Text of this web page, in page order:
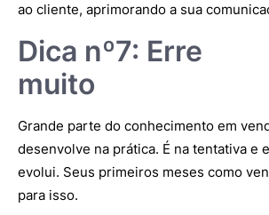
ao cliente, aprimorando a sua
Dica nº7: Erre
muito
Grande parte do conhecimento em
desenvolve na prática. É na tentativa e
evolui. Seus primeiros meses como
para isso.